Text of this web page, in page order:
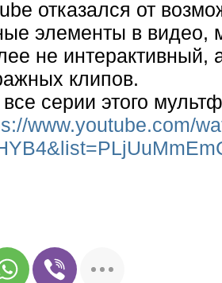
отказался от
элементы в видео,
не интерактивный,
клипов.
серии этого
www.youtube.com/